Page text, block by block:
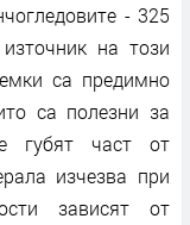
- 325
на този
са предимно
са полезни за
губят част от
изчезва при
зависят от